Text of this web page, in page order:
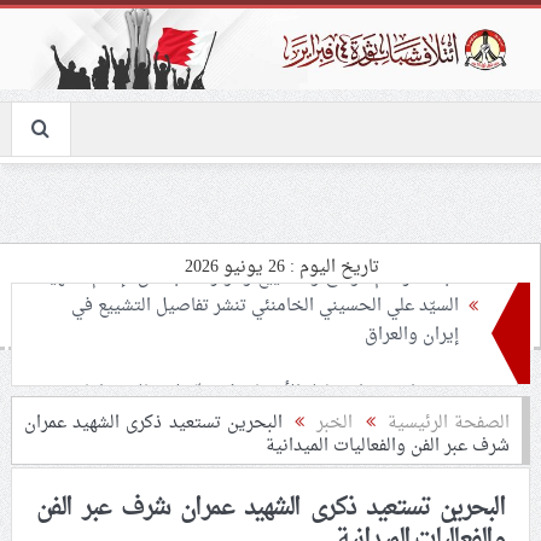
تاريخ اليوم : 26 يونيو 2026
تحذيرات من استغلال الأوضاع في غزّة لإشعال صراعات
داخليّة تخدم الاحتلال
ملفّ إنسانيّ مؤلم.. الأسيرات الفلسطينيّات بين القمع
والإهمال الطبي
55 مأتمًا وحسينيّة يعترضون على الإجراءات القمعيّة للنظام
الصفحة الرئيسية الخبر البحرين تستعيد ذكرى الشهيد عمران
شرف عبر الفن والفعاليات الميدانية
البحرين تستعيد ذكرى الشهيد عمران شرف عبر الفن